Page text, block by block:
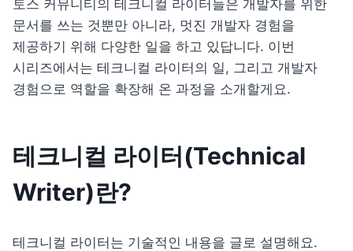
토스 커뮤니티의 테크니컬 라이터들은 개발자를 위한
문서를 쓰는 것뿐만 아니라, 멋진 개발자 경험을
제공하기 위해 다양한 일을 하고 있답니다. 이번
시리즈에서는 테크니컬 라이터의 일, 그리고 개발자
경험으로 역할을 확장해 온 과정을 소개할게요.
테크니컬 라이터(Technical
Writer)란?
테크니컬 라이터는 기술적인 내용을 글로 설명해요.